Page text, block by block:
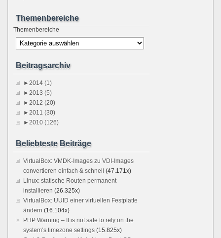
Themenbereiche
Themenbereiche
Beitragsarchiv
► 2014 (1)
► 2013 (5)
► 2012 (20)
► 2011 (30)
► 2010 (126)
Beliebteste Beiträge
VirtualBox: VMDK-Images zu VDI-Images
convertieren einfach & schnell (47.171x)
Linux: statische Routen permanent
installieren (26.325x)
VirtualBox: UUID einer virtuellen Festplatte
ändern (16.104x)
PHP Warning – It is not safe to rely on the
system’s timezone settings (15.825x)